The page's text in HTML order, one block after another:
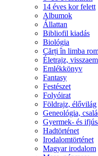
14 éves kor felett
Albumok
Állattan
Bibliofil kiadás
Biológia
Cărți în limba
Életrajz,
Emlékkönyv
Fantasy
Festészet
Folyóirat
Földrajz, élővilág
Geneológia,
Gyermek- és
Hadtörténet
Irodalomtörténet
Magyar irodalom